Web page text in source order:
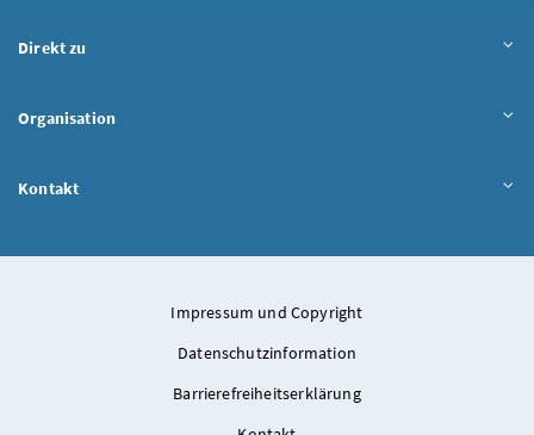
Direkt zu
Organisation
Kontakt
Impressum und Copyright
Datenschutzinformation
Barrierefreiheitserklärung